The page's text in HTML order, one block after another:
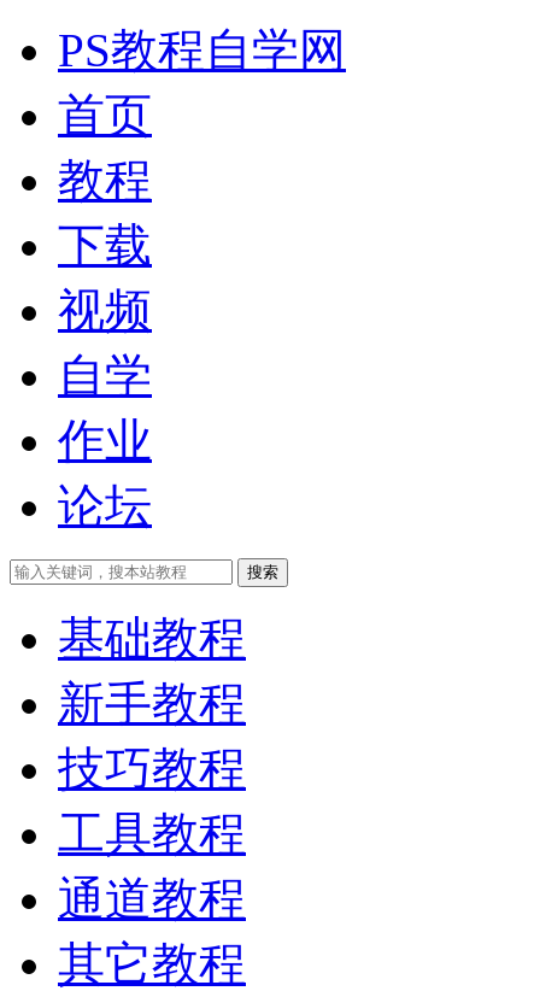
PS教程自学网
首页
教程
下载
视频
自学
作业
论坛
搜索
基础教程
新手教程
技巧教程
工具教程
通道教程
其它教程